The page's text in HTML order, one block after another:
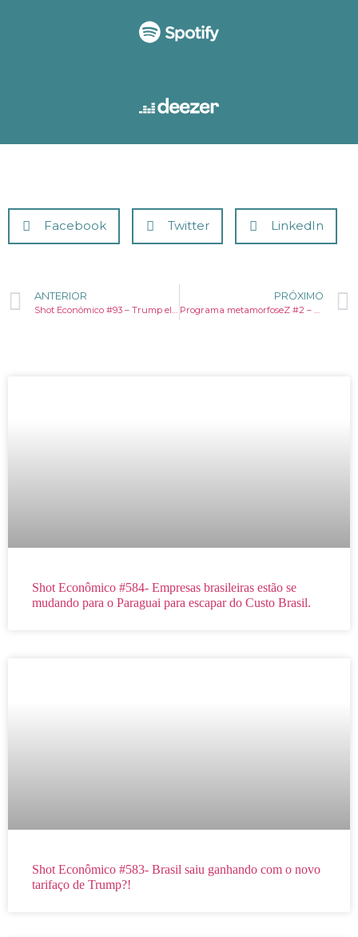
Facebook Twitter LinkedIn
ANTERIOR PRÓXIMO
Shot Econômico #584- Empresas brasileiras estão se
mudando para o Paraguai para escapar do Custo Brasil.
Shot Econômico #583- Brasil saiu ganhando com o novo
tarifaço de Trump?!